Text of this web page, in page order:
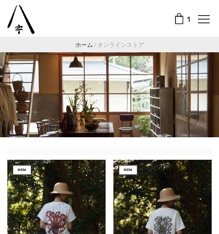
1
ホーム / オンラインストア
NEW NEW